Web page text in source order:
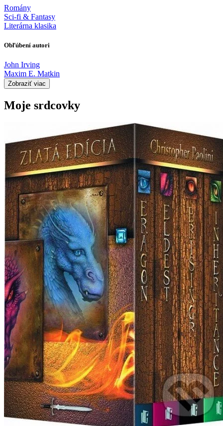
Romány
Sci-fi & Fantasy
Literárna klasika
Obľúbení autori
John Irving
Maxim E. Matkin
Zobraziť viac
Moje srdcovky